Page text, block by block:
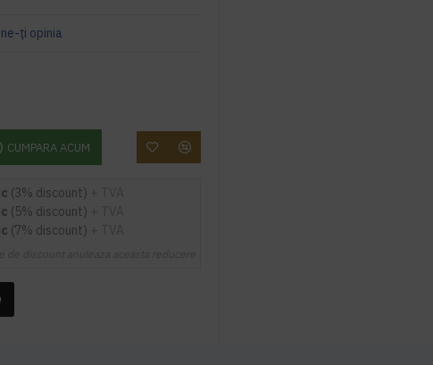
ţi opinia
CUMPARA ACUM
(3% discount)
(5% discount)
(7% discount)